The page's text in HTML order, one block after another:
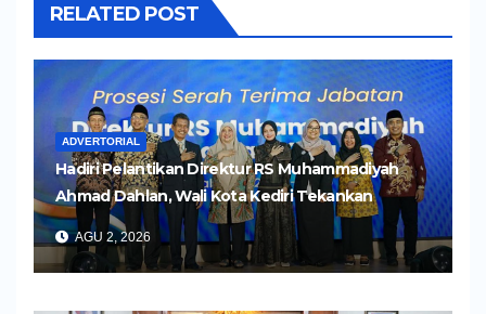
RELATED POST
ADVERTORIAL
Hadiri Pelantikan Direktur RS Muhammadiyah
Ahmad Dahlan, Wali Kota Kediri Tekankan
Pelayanan Kesehatan yang Humanis
AGU 2, 2026